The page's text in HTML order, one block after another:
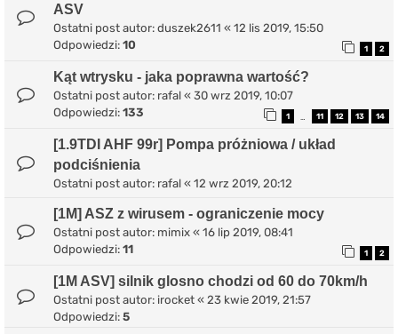
ASV
Ostatni post autor: duszek2611 « 12 lis 2019, 15:50
Odpowiedzi: 10 1 2
Kąt wtrysku - jaka poprawna wartość?
Ostatni post autor: rafal « 30 wrz 2019, 10:07
Odpowiedzi: 133 1 11 12 13 14
[1.9TDI AHF 99r] Pompa próżniowa / układ
podciśnienia
Ostatni post autor: rafal « 12 wrz 2019, 20:12
[1M] ASZ z wirusem - ograniczenie mocy
Ostatni post autor: mimix « 16 lip 2019, 08:41
Odpowiedzi: 11 1 2
[1M ASV] silnik glosno chodzi od 60 do 70km/h
Ostatni post autor: irocket « 23 kwie 2019, 21:57
Odpowiedzi: 5